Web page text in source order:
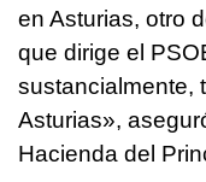
en Asturias, otro
que dirige el
sustancialmente,
Asturias»,
Hacienda del